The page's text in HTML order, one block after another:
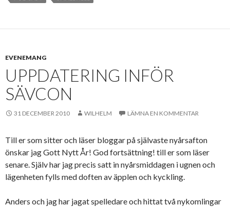
EVENEMANG
UPPDATERING INFÖR
SÄVCON
31 DECEMBER 2010 WILHELM LÄMNA EN KOMMENTAR
Till er som sitter och läser bloggar på självaste nyårsafton
önskar jag Gott Nytt År! God fortsättning! till er som läser
senare. Själv har jag precis satt in nyårsmiddagen i ugnen och
lägenheten fylls med doften av äpplen och kyckling.
Anders och jag har jagat spelledare och hittat två nykomlingar